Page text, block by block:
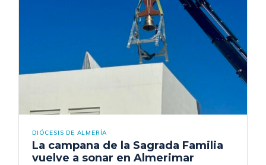
DIÓCESIS DE ALMERÍA
La campana de la Sagrada Familia
vuelve a sonar en Almerimar